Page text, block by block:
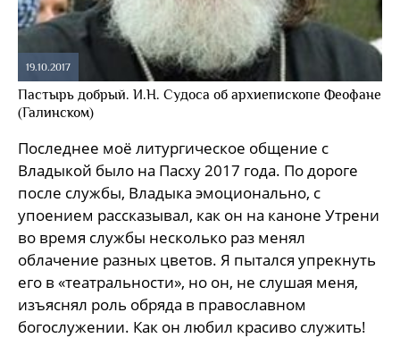
19.10.2017
Пастырь добрый. И.Н. Судоса об архиепископе Феофане
(Галинском)
Последнее моё литургическое общение с
Владыкой было на Пасху 2017 года. По дороге
после службы, Владыка эмоционально, с
упоением рассказывал, как он на каноне Утрени
во время службы несколько раз менял
облачение разных цветов. Я пытался упрекнуть
его в «театральности», но он, не слушая меня,
изъяснял роль обряда в православном
богослужении. Как он любил красиво служить!